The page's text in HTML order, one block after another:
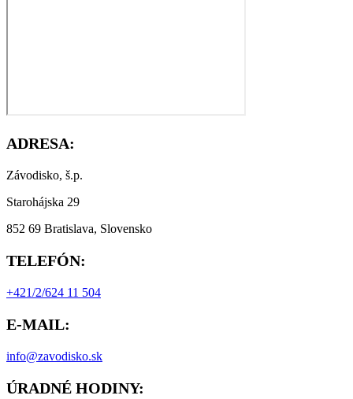
ADRESA:
Závodisko, š.p.
Starohájska 29
852 69 Bratislava, Slovensko
TELEFÓN:
+421/2/624 11 504
E-MAIL:
info@zavodisko.sk
ÚRADNÉ HODINY: